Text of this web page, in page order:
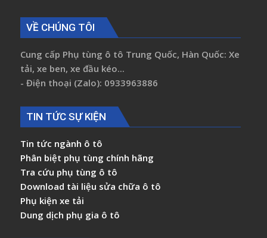
VỀ CHÚNG TÔI
Cung cấp Phụ tùng ô tô Trung Quốc, Hàn Quốc: Xe
tải, xe ben, xe đầu kéo...
- Điện thoại (Zalo): 0933963886
TIN TỨC SỰ KIỆN
Tin tức ngành ô tô
Phân biệt phụ tùng chính hãng
Tra cứu phụ tùng ô tô
Download tài liệu sửa chữa ô tô
Phụ kiện xe tải
Dung dịch phụ gia ô tô